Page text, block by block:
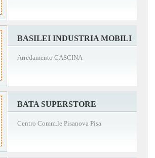
BASILEI INDUSTRIA MOBILI
Arredamento CASCINA
BATA SUPERSTORE
Centro Comm.le Pisanova Pisa